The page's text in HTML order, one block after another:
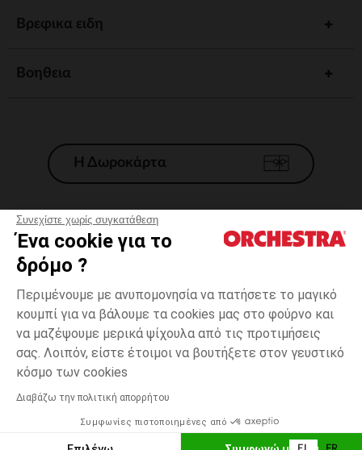
Συνεχίστε χωρίς συγκατάθεση
Ένα cookie για το
δρόμο ?
Περιμένουμε με ανυπομονησία να πατήσετε το μαγικό
κουμπί για να βάλουμε τα cookies μας στο φούρνο και
να μαζέψουμε μερικά ψίχουλα από τις προτιμήσεις
σας. Λοιπόν, είστε έτοιμοι να βουτήξετε στον γευστικό
κόσμο των cookies
Διαβάζω την πολιτική απορρήτου
Συμφωνίες πιστοποιημένες από
Εκρού 44
Δυνατότητα πληρωμής με
ΠΡΟΣΘΉΚΗ ΣΤΟ ΚΑΛΆΘΙ
Βρεφικα ειδη
Βοηθεια
Η Δωροκάρτα
Γενικοί 'Οροι Πώλησης
*Εμπορικες προσφορες
Προσωπικά δεδομένα
Διαχείρηση των cookies
Προσβασιμότητα: μη συμμορφούμενη
H Orchestra συμμετέχει στον κωδικά δεοντολογίας και στο σύστημα
μεσολάβησης της Γαλλικής Ομοσπονδίας Ηλεκτρονικού Εμπορίου.